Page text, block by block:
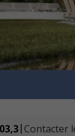
| Contacter